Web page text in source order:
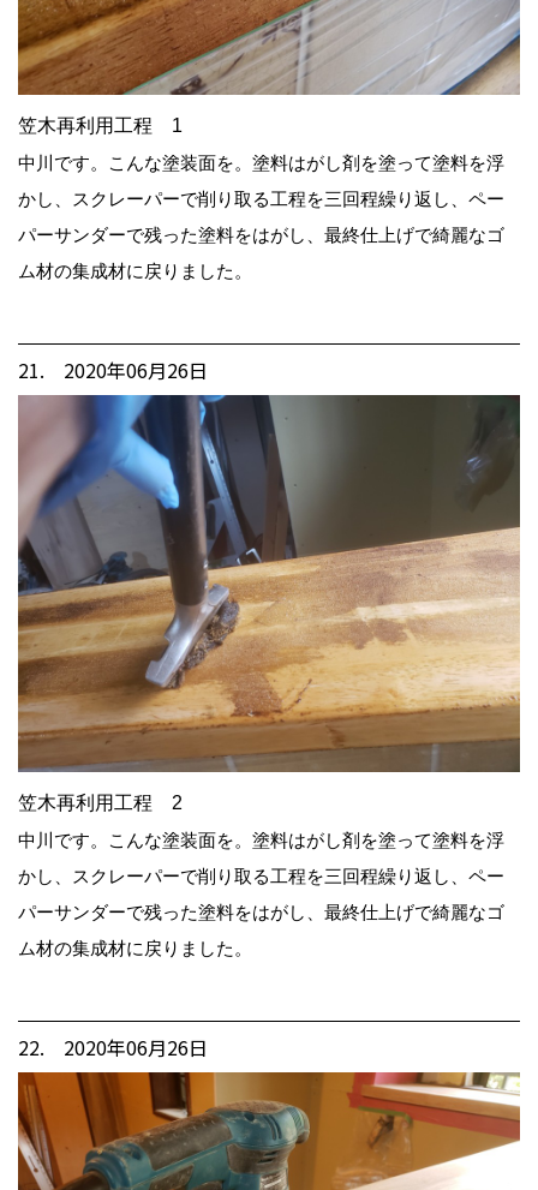
笠木再利用工程 1
中川です。こんな塗装面を。塗料はがし剤を塗って塗料を浮
かし、スクレーパーで削り取る工程を三回程繰り返し、ペー
パーサンダーで残った塗料をはがし、最終仕上げで綺麗なゴ
ム材の集成材に戻りました。
21. 2020年06月26日
笠木再利用工程 2
中川です。こんな塗装面を。塗料はがし剤を塗って塗料を浮
かし、スクレーパーで削り取る工程を三回程繰り返し、ペー
パーサンダーで残った塗料をはがし、最終仕上げで綺麗なゴ
ム材の集成材に戻りました。
22. 2020年06月26日